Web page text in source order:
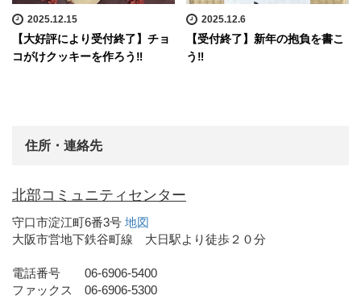
2025.12.15
【大好評により受付終了】チョ
コがけクッキーを作ろう‼
2025.12.6
【受付終了】新年の抱負を書こ
う‼
住所・連絡先
北部コミュニティセンター
守口市淀江町6番3号 地図
大阪市営地下鉄谷町線 大日駅より徒歩２０分
電話番号 06-6906-5400
ファックス 06-6906-5300